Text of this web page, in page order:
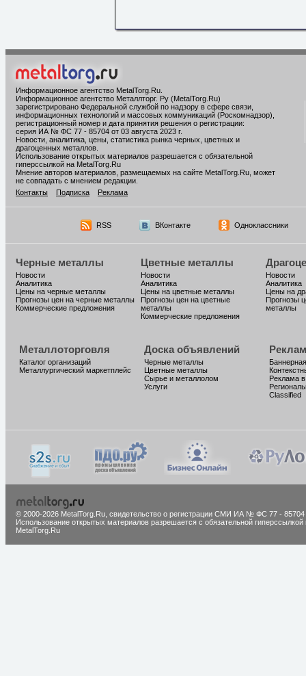
Информационное агентство MetalTorg.Ru
Информационное агентство Металлторг. Ру (MetalTorg.Ru)
зарегистрировано Федеральной службой по надзору в сфере связи,
информационных технологий и массовых коммуникаций (Роскомнадзор),
регистрационный номер и дата принятия решения о регистрации:
серия ИА № ФС 77 - 85704 от 03 августа 2023 г.
Новости, аналитика, цены, статистика рынка черных, цветных и
драгоценных металлов.
Использование открытых материалов разрешается с обязательной
гиперссылкой на MetalTorg.Ru
Мнение авторов материалов, размещаемых на сайте MetalTorg.Ru, может
не совпадать с мнением редакции.
Контакты
Подписка Реклама
RSS ВКонтакте Одноклассники
Черные металлы
Новости
Аналитика
Цены на черные металлы
Прогнозы цен на черные металлы
Коммерческие предложения
Цветные металлы
Новости
Аналитика
Цены на цветные металлы
Прогнозы цен на цветные
металлы
Коммерческие предложения
Новости
Аналитика
Цены на
Прогнозы
металлы
Металлоторговля
Каталог организаций
Металлургический маркетплейс
Доска объявлений
Черные металлы
Цветные металлы
Сырье и металлолом
Услуги
Реклама
Classified
© 2000-2026 MetalTorg.Ru, cвидетельство о регистрации СМИ ИА № ФС 77 - 85704
Использование открытых материалов разрешается с обязательной гиперссылкой
MetalTorg.Ru